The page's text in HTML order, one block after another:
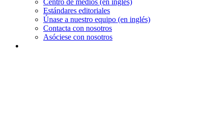
Centro de medios (en inglés)
Estándares editoriales
Únase a nuestro equipo (en inglés)
Contacta con nosotros
Asóciese con nosotros